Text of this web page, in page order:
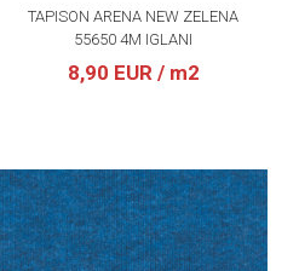
TAPISON ARENA NEW ZELENA
55650 4M IGLANI
8,90 EUR / m2